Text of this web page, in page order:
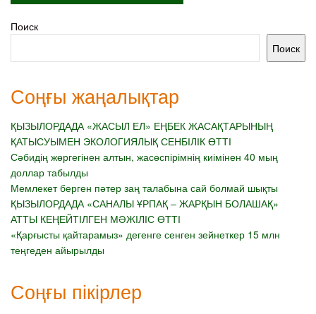
Поиск
Поиск
Соңғы жаңалықтар
ҚЫЗЫЛОРДАДА «ЖАСЫЛ ЕЛ» ЕҢБЕК ЖАСАҚТАРЫНЫҢ
ҚАТЫСУЫМЕН ЭКОЛОГИЯЛЫҚ СЕНБІЛІК ӨТТІ
Сәбидің жөргегінен алтын, жасөспірімнің киімінен 40 мың
доллар табылды
Мемлекет берген пәтер заң талабына сай болмай шықты
ҚЫЗЫЛОРДАДА «САНАЛЫ ҰРПАҚ – ЖАРҚЫН БОЛАШАҚ»
АТТЫ КЕҢЕЙТІЛГЕН МӘЖІЛІС ӨТТІ
«Қарғысты қайтарамыз» дегенге сенген зейнеткер 15 млн
теңгеден айырылды
Соңғы пікірлер